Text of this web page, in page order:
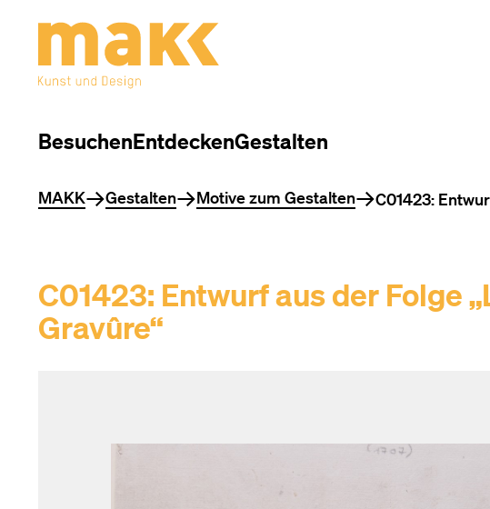
BesuchenEntdeckenGestalten
Sie befinden sich hier
MAKK Gestalten Motive zum Gestalten C01423:
C01423: Entwurf aus der Folge
Gravûre“